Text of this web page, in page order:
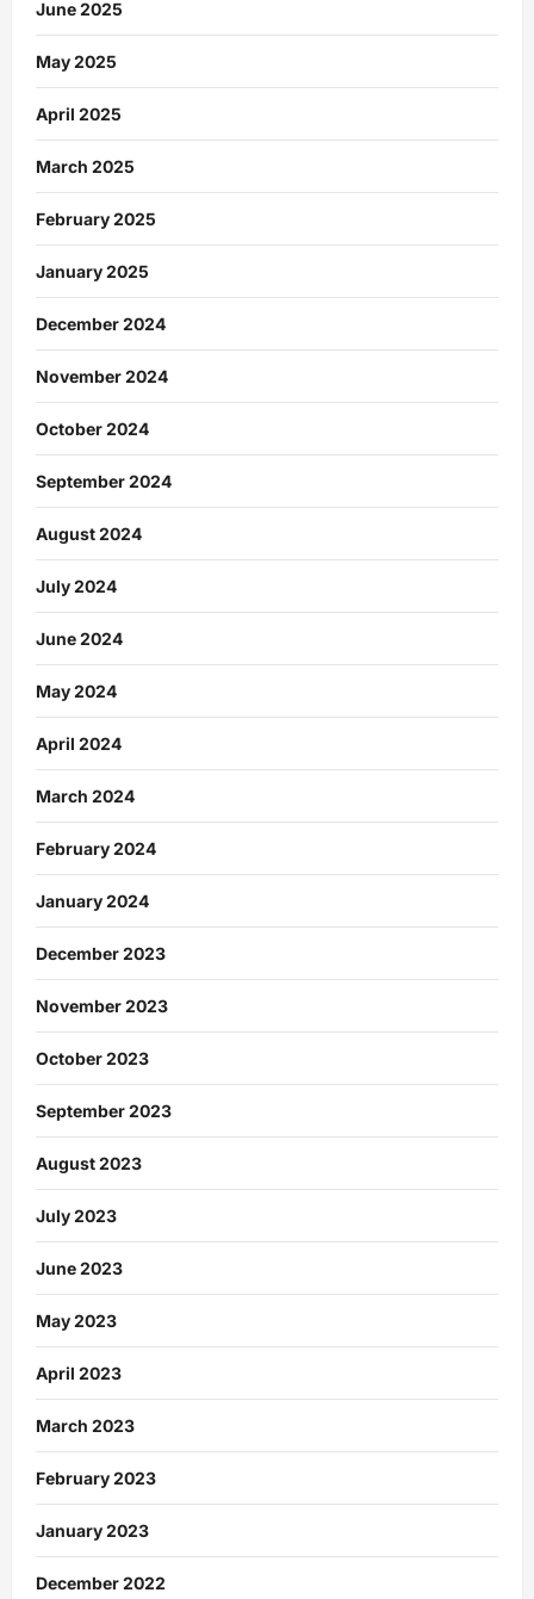
June 2025
May 2025
April 2025
March 2025
February 2025
January 2025
December 2024
November 2024
October 2024
September 2024
August 2024
July 2024
June 2024
May 2024
April 2024
March 2024
February 2024
January 2024
December 2023
November 2023
October 2023
September 2023
August 2023
July 2023
June 2023
May 2023
April 2023
March 2023
February 2023
January 2023
December 2022